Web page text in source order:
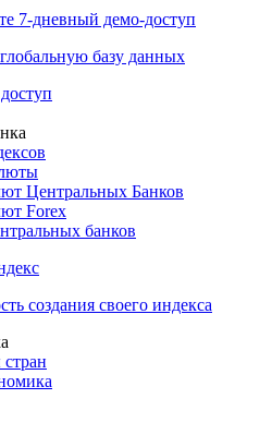
рынок
инвестора
7-дневный
базу данных
Центральных Банков
банков
создания своего индекса